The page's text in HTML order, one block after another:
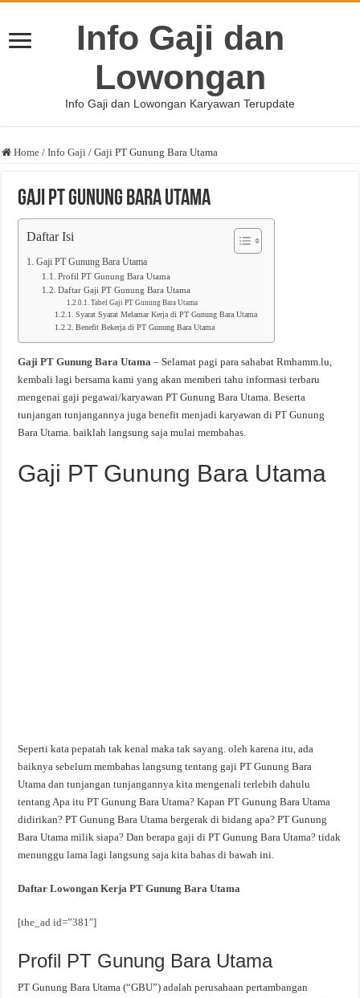
Info Gaji dan
Lowongan
Info Gaji dan Lowongan Karyawan Terupdate
Home / Info Gaji / Gaji PT Gunung Bara Utama
Gaji PT Gunung Bara Utama
Daftar Isi
Gaji PT Gunung Bara Utama
Profil PT Gunung Bara Utama
Daftar Gaji PT Gunung Bara Utama
Tabel Gaji PT Gunung Bara Utama
Syarat Syarat Melamar Kerja di PT Gunung Bara Utama
Benefit Bekerja di PT Gunung Bara Utama
Gaji PT Gunung Bara Utama – Selamat pagi para sahabat Rmhamm.lu,
kembali lagi bersama kami yang akan memberi tahu informasi terbaru
mengenai gaji pegawai/karyawan PT Gunung Bara Utama. Beserta
tunjangan tunjangannya juga benefit menjadi karyawan di PT Gunung
Bara Utama. baiklah langsung saja mulai membahas.
Gaji PT Gunung Bara Utama
Seperti kata pepatah tak kenal maka tak sayang. oleh karena itu, ada
baiknya sebelum membahas langsung tentang gaji PT Gunung Bara
Utama dan tunjangan tunjangannya kita mengenali terlebih dahulu
tentang Apa itu PT Gunung Bara Utama? Kapan PT Gunung Bara Utama
didirikan? PT Gunung Bara Utama bergerak di bidang apa? PT Gunung
Bara Utama milik siapa? Dan berapa gaji di PT Gunung Bara Utama? tidak
menunggu lama lagi langsung saja kita bahas di bawah ini.
Daftar Lowongan Kerja PT Gunung Bara Utama
[the_ad id=”381″]
Profil PT Gunung Bara Utama
PT Gunung Bara Utama (“GBU”) adalah perusahaan pertambangan